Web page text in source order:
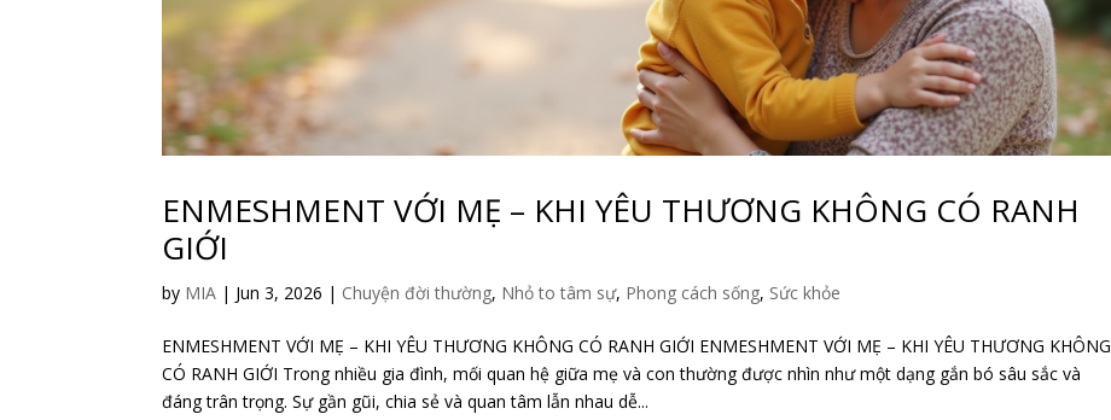
ENMESHMENT VỚI MẸ – KHI YÊU THƯƠNG KHÔNG CÓ RANH
GIỚI
by MIA | Jun 3, 2026 | Chuyện đời thường, Nhỏ to tâm sự, Phong cách sống, Sức khỏe
ENMESHMENT VỚI MẸ – KHI YÊU THƯƠNG KHÔNG CÓ RANH GIỚI ENMESHMENT VỚI MẸ – KHI YÊU THƯƠNG KHÔNG
CÓ RANH GIỚI Trong nhiều gia đình, mối quan hệ giữa mẹ và con thường được nhìn như một dạng gắn bó sâu sắc và
đáng trân trọng. Sự gần gũi, chia sẻ và quan tâm lẫn nhau dễ...